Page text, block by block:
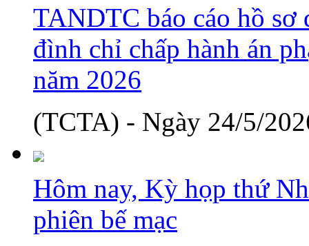
TANDTC báo cáo hồ sơ
đình chỉ chấp hành án
năm 2026
(TCTA) - Ngày 24/5/
Hôm nay, Kỳ họp thứ
phiên bế mạc